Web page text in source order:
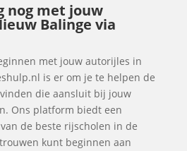
nog met jouw
Balinge via
met jouw autorijles in
is er om je te helpen de
die aansluit bij jouw
Ons platform biedt een
de beste rijscholen in de
kunt beginnen aan